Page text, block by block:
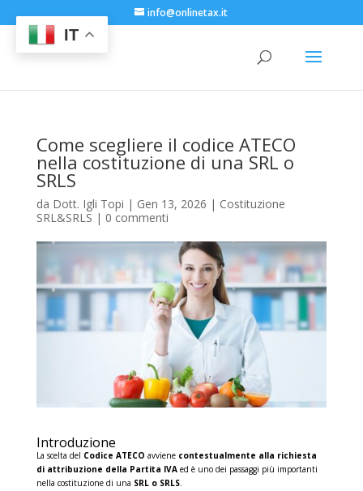
info@onlinetax.it
Come scegliere il codice ATECO
nella costituzione di una SRL o
SRLS
da Dott. Igli Topi | Gen 13, 2026 | Costituzione
SRL&SRLS | 0 commenti
Introduzione
La scelta del Codice ATECO avviene contestualmente alla richiesta
di attribuzione della Partita IVAed è uno dei passaggi più importanti
nella costituzione di una SRL o SRLS.
IT